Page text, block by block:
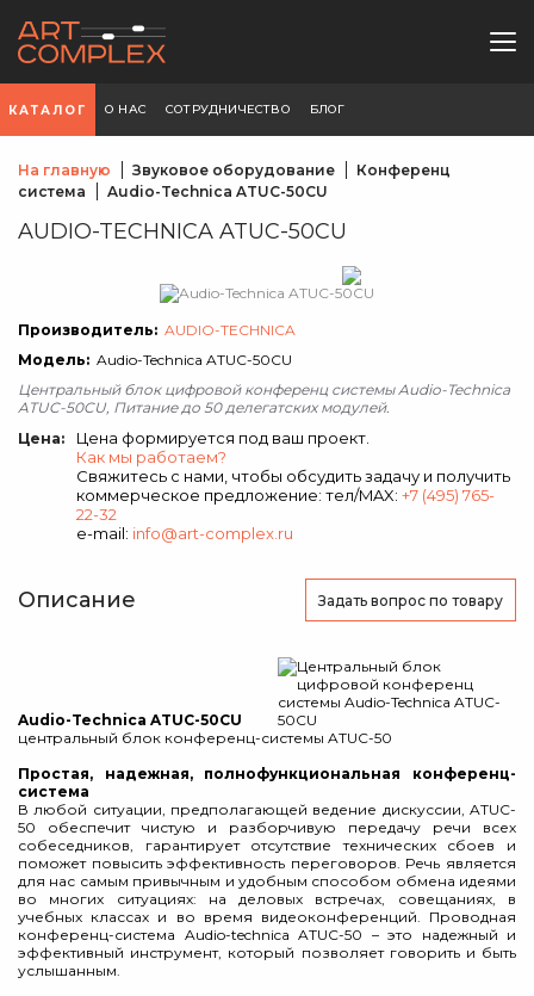
КАТАЛОГ О НАС СОТРУДНИЧЕСТВО БЛОГ
На главную Звуковое оборудование
Конференц
система
Audio-Technica ATUC-50CU
AUDIO-TECHNICA ATUC-50CU
Производитель: AUDIO-TECHNICA
Модель: Audio-Technica ATUC-50CU
Центральный блок цифровой конференц системы Audio-Technica
ATUC-50CU, Питание до 50 делегатских модулей.
Цена:
Цена формируется под ваш проект.
Как мы работаем?
Свяжитесь с нами, чтобы обсудить задачу и получить
коммерческое предложение: тел/MAX: +7 (495) 765-
22-32
e-mail: info@art-complex.ru
Описание Задать вопрос по товару
Audio-Technica ATUC-50CU
центральный блок конференц-системы ATUC-50
Простая, надежная, полнофункциональная конференц-
система
В любой ситуации, предполагающей ведение дискуссии, ATUC-
50 обеспечит чистую и разборчивую передачу речи всех
собеседников, гарантирует отсутствие технических сбоев и
поможет повысить эффективность переговоров. Речь является
для нас самым привычным и удобным способом обмена идеями
во многих ситуациях: на деловых встречах, совещаниях, в
учебных классах и во время видеоконференций. Проводная
конференц-система Audio-technica ATUC-50 – это надежный и
эффективный инструмент, который позволяет говорить и быть
услышанным.